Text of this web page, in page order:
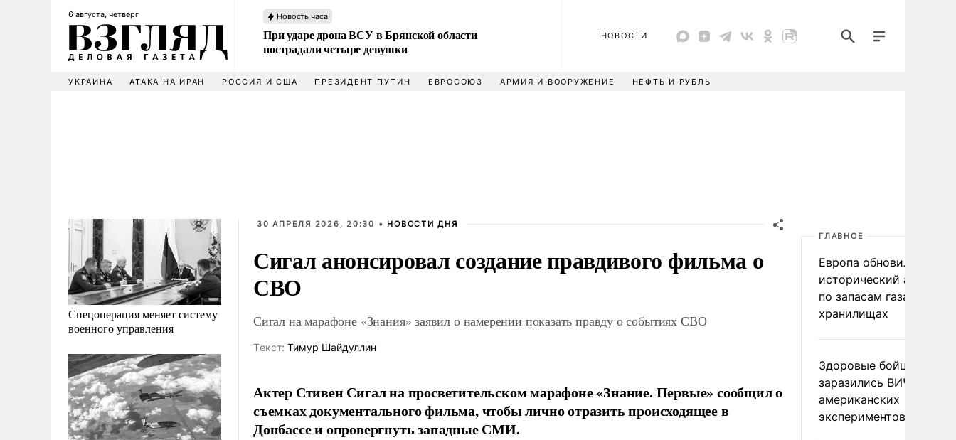
6 августа, четверг Новость часа
При ударе дрона ВСУ в Брянской области
пострадали четыре девушки
НОВОСТИ
УКРАИНА АТАКА НА ИРАН РОССИЯ И США ПРЕЗИДЕНТ ПУТИН ЕВРОСОЮЗ АРМИЯ И ВООРУЖЕНИЕ НЕФТЬ И РУБЛЬ
Спецоперация меняет систему
военного управления
30 АПРЕЛЯ 2026, 20:30 • НОВОСТИ ДНЯ
Сигал анонсировал создание правдивого фильма о
СВО
Сигал на марафоне «Знания» заявил о намерении показать правду о событиях СВО
Tекст: Тимур Шайдуллин
Актер Стивен Сигал на просветительском марафоне «Знание. Первые» сообщил о
съемках документального фильма, чтобы лично отразить происходящее в
Донбассе и опровергнуть западные СМИ.
ГЛАВНОЕ
Европа обновила
исторический
по запасам газа в
хранилищах
Здоровые бойцы ВСУ
заразились ВИЧ после
американских
экспериментов